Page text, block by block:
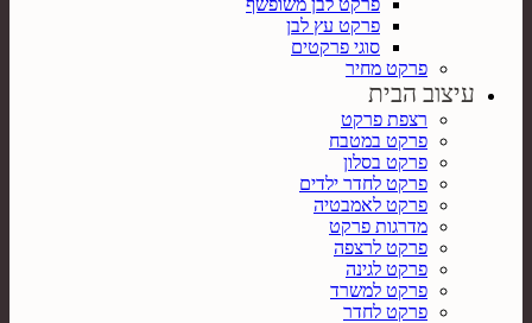
פרקט לבן משופשף
פרקט עץ לבן
סוגי פרקטים
פרקט מחיר
עיצוב הבית
רצפת פרקט
פרקט במטבח
פרקט בסלון
פרקט לחדר ילדים
פרקט לאמבטיה
מדרגות פרקט
פרקט לרצפה
פרקט לגינה
פרקט למשרד
פרקט לחדר